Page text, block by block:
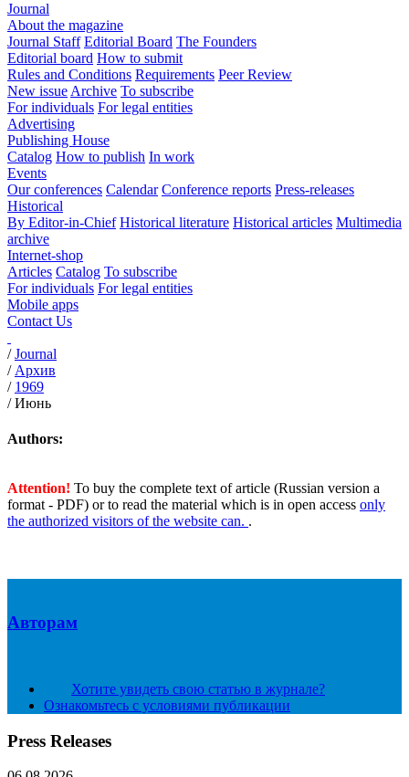
Journal
About the magazine
Journal Staff Editorial Board The Founders
Editorial board How to submit
Rules and Conditions Requirements Peer Review
New issue Archive To subscribe
For individuals For legal entities
Advertising
Publishing House
Catalog How to publish In work
Events
Our conferences Calendar Conference reports Press-releases
Historical
By Editor-in-Chief Historical literature Historical articles Multimedia
archive
Internet-shop
Articles Catalog To subscribe
For individuals For legal entities
Mobile apps
Contact Us
/Journal
/ Архив
/ 1969
/Июнь
Authors:
Attention! To buy the complete text of article (Russian version a
format - PDF) or to read the material which is in open access only
the authorized visitors of the website can. .
Авторам
Хотите увидеть свою статью в журнале?
Ознакомьтесь с условиями публикации
Press Releases